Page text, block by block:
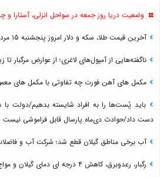
وضعیت دریا روز جمعه در سواحل انزلی، آستارا و
آخرین قیمت طلا، سکه و دلار امروز پنجشنبه ۱۵ مرداد؛ آیا کاهش قیمت‌ها ادامه دارد؟
ناگفته‌هایی از آمپول‌های لاغری؛ از عوارض مرگبار تا
مکمل های آهن فورت چه تفاوتی با مکمل های
باید پُست‌ها را به افراد شایسته بدهیم/دولت با
دست داد/حوادث دی‌ماه پارسال قابل فراموشی نیست
آب برخی مناطق گیلان قطع شد؛ شرکت آب و
رگبار، رعدوبرق، کاهش ۴ درجه ای دمای گیلان و مواج شدن دریای کاسپین از پنجشنبه